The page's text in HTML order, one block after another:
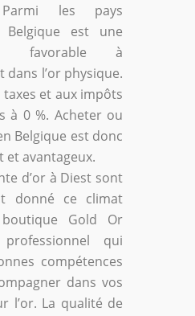
les pays
Belgique est une
favorable à
dans l’or physique.
taxes et aux impôts
à 0 %. Acheter ou
Belgique est donc
et avantageux.
d’or à Diest sont
donné ce climat
Gold Or
qui
compétences
dans vos
l’or. La qualité de